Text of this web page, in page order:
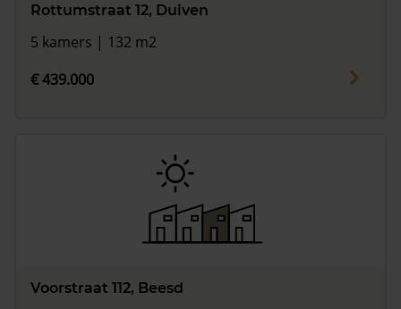
Rottumstraat 12, Duiven
5 kamers | 132 m2
€ 439.000
Voorstraat 112, Beesd